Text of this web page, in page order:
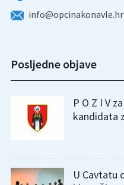
info@opcinakonavle.hr
Posljedne objave
P O Z I V
kandidata
U Cavtatu